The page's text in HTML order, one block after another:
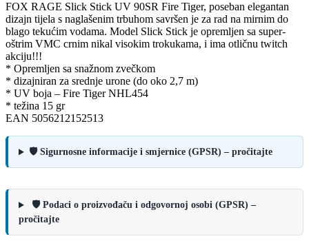
FOX RAGE Slick Stick UV 90SR Fire Tiger, poseban elegantan
dizajn tijela s naglašenim trbuhom savršen je za rad na mirnim do
blago tekućim vodama. Model Slick Stick je opremljen sa super-
oštrim VMC crnim nikal visokim trokukama, i ima otličnu twitch
akciju!!!
* Opremljen sa snažnom zvečkom
* dizajniran za srednje urone (do oko 2,7 m)
* UV boja – Fire Tiger NHL454
* težina 15 gr
EAN 5056212152513
🛡️ Sigurnosne informacije i smjernice (GPSR) – pročitajte
🛡️ Podaci o proizvođaču i odgovornoj osobi (GPSR) –
pročitajte